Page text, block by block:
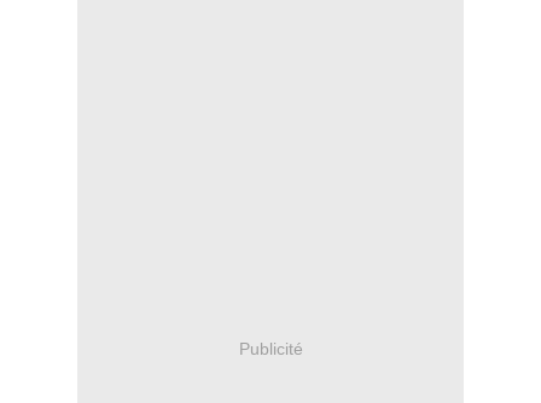
Publicité